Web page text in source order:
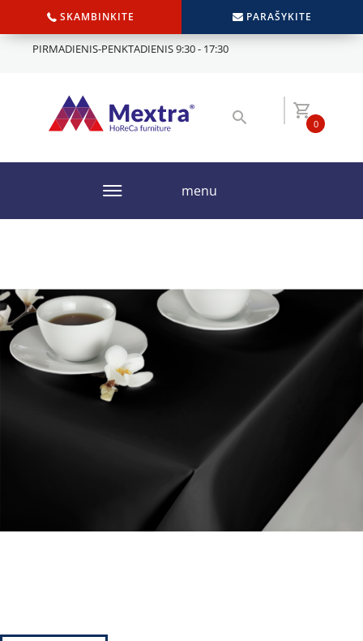
SKAMBINKITE PARAŠYKITE
PIRMADIENIS-PENKTADIENIS 9:30 - 17:30
0
menu